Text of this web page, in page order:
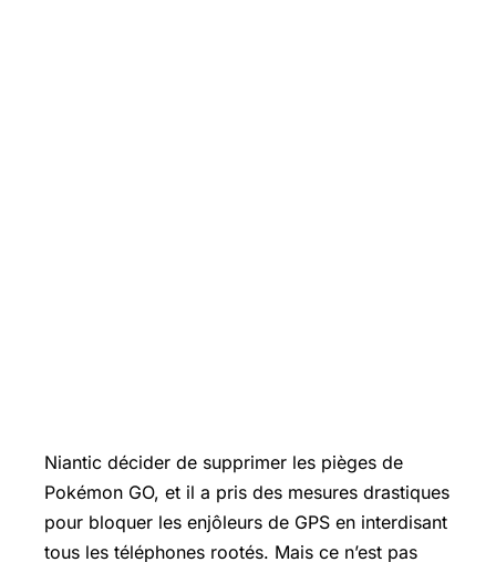
Niantic décider de supprimer les pièges de
Pokémon GO, et il a pris des mesures drastiques
pour bloquer les enjôleurs de GPS en interdisant
tous les téléphones rootés. Mais ce n’est pas